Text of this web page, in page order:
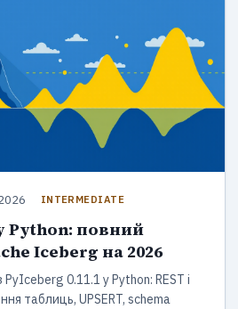
INTERMEDIATE
Python: повний
Iceberg на 2026
0.11.1 у Python: REST і
таблиць, UPSERT, schema